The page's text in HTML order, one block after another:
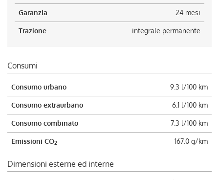
Garanzia 24 mesi
Trazione integrale permanente
Consumi
Consumo urbano 9.3 l/100 km
Consumo extraurbano 6.1 l/100 km
Consumo combinato 7.3 l/100 km
Emissioni CO2 167.0 g/km
Dimensioni esterne ed interne